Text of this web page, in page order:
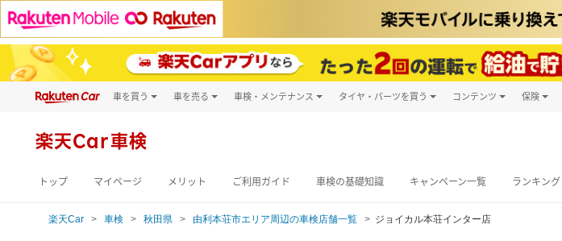
車を買う
新車
車を売る 車検・メンテナンス タイヤ・パーツを買う コンテンツ 保険
楽天Car車検
トップ マイページ メリット ご利用ガイド 車検の基礎知識 キャンペーン一覧 ランキング
楽天Car 車検 秋田県 由利本荘市エリア周辺の車検店舗一覧 ジョイカル本荘インター店